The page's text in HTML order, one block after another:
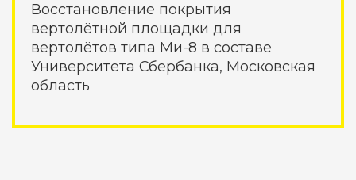
Восстановление покрытия
вертолётной площадки для
вертолётов типа Ми-8 в составе
Университета Сбербанка, Московская
область